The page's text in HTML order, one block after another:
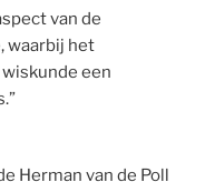
van de
waarbij het
wiskunde een
Herman van de Poll